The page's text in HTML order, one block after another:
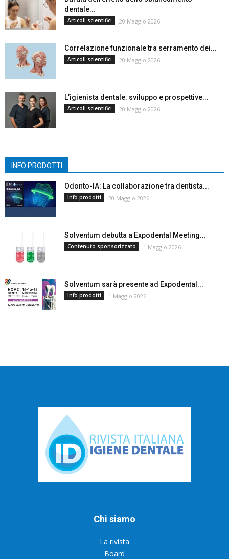
dentale...
Articoli scientifici 20 Maggio 2026
Correlazione funzionale tra serramento dei...
Articoli scientifici 20 Maggio 2026
L’igienista dentale: sviluppo e prospettive...
Articoli scientifici 20 Maggio 2026
INFO PRODOTTI
Odonto-IA: La collaborazione tra dentista...
Info prodotti 20 Maggio 2026
Solventum debutta a Expodental Meeting...
Contenuto sponsorizzato 1 Maggio 2026
Solventum sarà presente ad Expodental...
Info prodotti 1 Maggio 2026
Chi siamo
La rivista
Board